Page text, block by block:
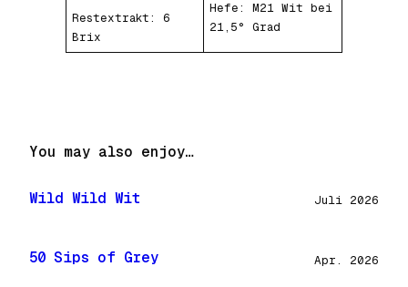
Restextrakt: 6
Brix
Hefe: M21 Wit bei
21,5° Grad
You may also enjoy…
Wild Wild Wit Juli 2026
50 Sips of Grey Apr. 2026